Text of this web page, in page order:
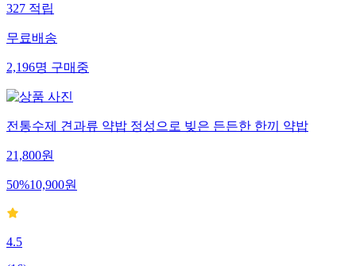
327적립
무료배송
2,196명구매중
전통수제 견과류 약밥 정성으로 빚은 든든한 한끼 약밥
21,800원
50%10,900원
4.5